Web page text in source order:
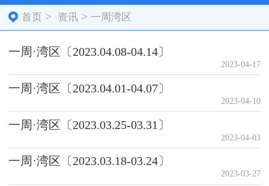
首页 > 资讯 > 一周湾区
一周·湾区〔2023.04.08-04.14〕
2023-04-17
一周·湾区〔2023.04.01-04.07〕
2023-04-10
一周·湾区〔2023.03.25-03.31〕
2023-04-03
一周·湾区〔2023.03.18-03.24〕
2023-03-27